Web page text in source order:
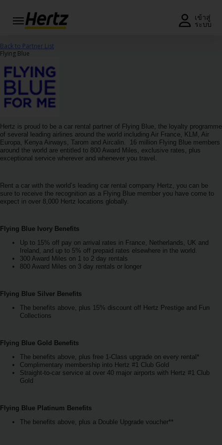
เข้าสู่
ระบบ
เมนู
รับใบ
เสนอ
ราคา
หรือ
รถ
ยกเลิก
การ
จอง
พิเศษ
ภาพ
รวม
TH/TH
การ
รถ
เช่า
ข้อ
เสนอ
พิเศษ
ที่
บริการ
Back to Partner List
Flying Blue
Hertz is proud to be a car rental partner of Flying Blue, the loyalty programme
of several leading airlines around the world including Air France, KLM, Air
Europa, Kenya Airways, Tarom and Aircalin. 16 million Flying Blue members
around the world are entitled to 800 Award Miles, exclusive rates, plus
exceptional service wherever and whenever you travel.
Rent a car with the world’s leading car rental company Hertz, you can be
sure to receive the recognition as a Flying Blue member you have come to
expect in over 8,000 Hertz locations globally.
Flying Blue Ivory Benefits
Up to 15% off pay on arrival rates in France, Netherlands, UK and
Ireland, and up to 5% off prepaid rates elsewhere in the world.
300 Award Miles on 1 to 2 day rentals
800 Award Miles on 3 day rentals or longer
Flying Blue Silver Benefits
The benefits above, plus 15% discount off Hertz Prestige and Fun
Collections
Flying Blue Gold Benefits
The benefits above, plus free 1-Class upgrade on every rental*
Complimentary membership into Hertz #1 Club Gold
Straight-to-car service at over 40 major airports with Hertz #1 Club
Gold
Flying Blue Platinum Benefits
The benefits above, plus a Double Upgrade voucher**